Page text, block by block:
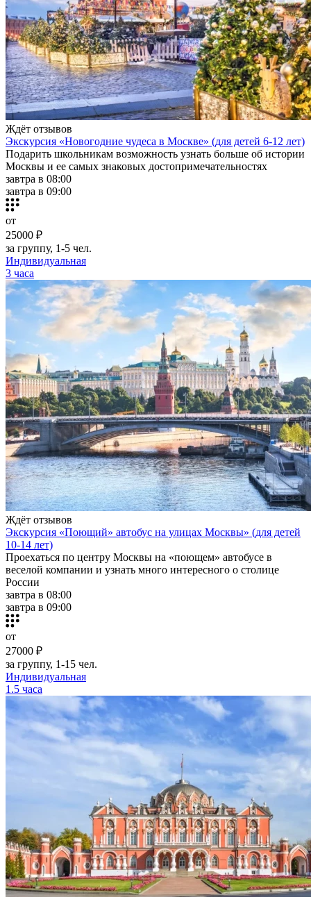
Ждёт отзывов
Экскурсия «Новогодние чудеса в Москве» (для детей 6-12 лет)
Подарить школьникам возможность узнать больше об истории
Москвы и ее самых знаковых достопримечательностях
завтра в 08:00
завтра в 09:00
от
25000 ₽
за группу, 1-5 чел.
Индивидуальная
3 часа
Ждёт отзывов
Экскурсия «Поющий» автобус на улицах Москвы» (для детей
10-14 лет)
Проехаться по центру Москвы на «поющем» автобусе в
веселой компании и узнать много интересного о столице
России
завтра в 08:00
завтра в 09:00
от
27000 ₽
за группу, 1-15 чел.
Индивидуальная
1.5 часа